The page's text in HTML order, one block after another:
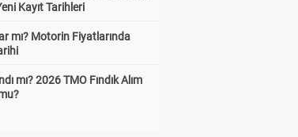
Kayıt Tarihleri
mı? Motorin Fiyatlarında
mı? 2026 TMO Fındık Alım